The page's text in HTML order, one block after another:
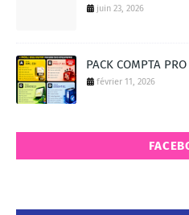
juin 23, 2026
PACK COMPTA
février 11, 2026